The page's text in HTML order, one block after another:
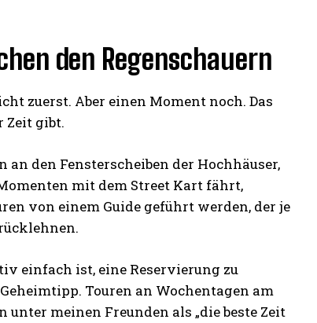
den Regenschauern
zuerst. Aber einen Moment noch. Das
Zeit gibt.
den Fensterscheiben der Hochhäuser,
mit dem Street Kart fährt,
von einem Guide geführt werden, der je
einfach ist, eine Reservierung zu
Touren an Wochentagen am
meinen Freunden als „die beste Zeit